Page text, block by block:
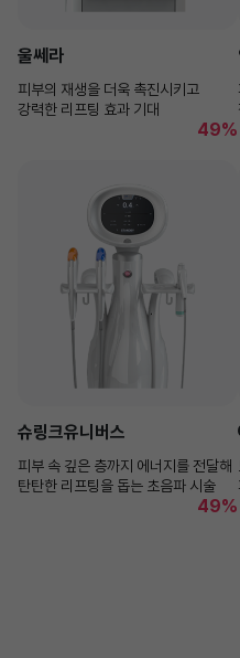
울쎄라
피부의 재생을 더욱 촉진시키고
강력한 리프팅 효과 기대
49%
슈링크유니버스
피부 속 깊은 층까지 에너지를 전달해
탄탄한 리프팅을 돕는 초음파 시술
49%